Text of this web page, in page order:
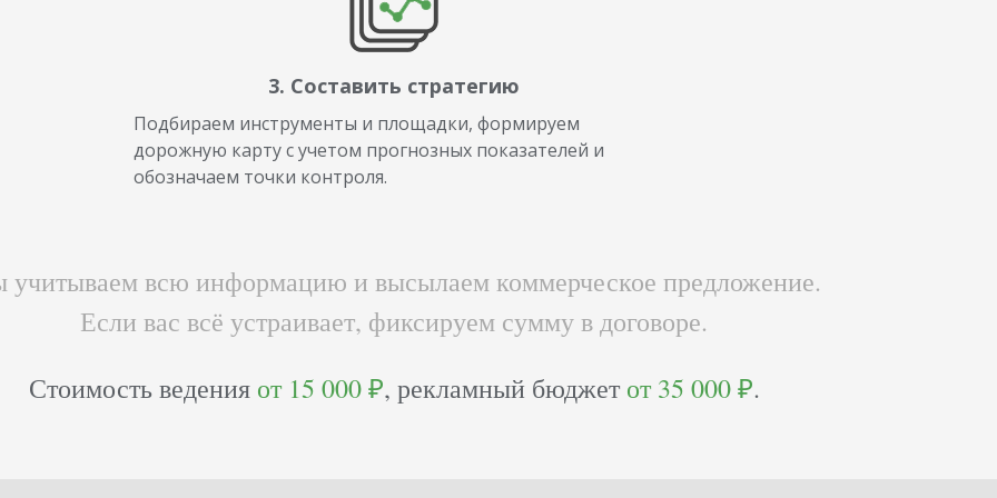
3. Составить стратегию
Подбираем инструменты и площадки, формируем
дорожную карту с учетом прогнозных показателей и
обозначаем точки контроля.
всю информацию и высылаем коммерческое предложение.
Если вас всё устраивает, фиксируем сумму в договоре.
Стоимость ведения от 15 000 ₽, рекламный бюджет от 35 000 ₽.